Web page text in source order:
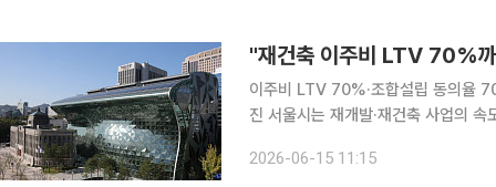
"재건축 이주비 LTV 70%
이주비 LTV 70%·조합설립 동의율
진 서울시는 재개발·재건축 사업의 속도를 높이고 도심 주택공급을 확대하기 위해 10개 법령 개정안
공급 확대와 정비사업 속도 제고를 강
2026-06-15 11:15